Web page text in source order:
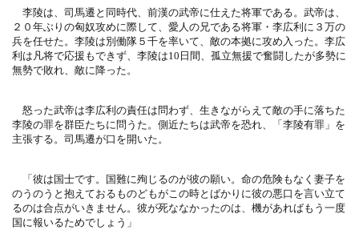
李陵は、司馬遷と同時代、前漢の武帝に仕えた将軍である。 武帝は、
２０年ぶりの匈奴攻めに際して、愛人の兄である将軍・ 李広利に３万の
兵を任せた。李陵は別働隊５千を率いて、 敵の本拠に攻め入った。李広
利は凡将で応援もできず、 李陵は10日間、孤立無援で奮闘したが多勢に
無勢で敗れ、 敵に降った。
怒った武帝は李広利の責任は問わず、 生きながらえて敵の手に落ちた
李陵の罪を群臣たちに問うた。 側近たちは武帝を恐れ、「李陵有罪」を
主張する。 司馬遷が口を開いた。
「彼は国士です。国難に殉じるのが彼の願い。 命の危険もなく妻子を
のうのうと抱えておるものどもがこの時とばかりに彼の悪口を言い立て
るのは合点がいきません。 彼が死ななかったのは、 機があればもう一度
国に報いるためでしょう」